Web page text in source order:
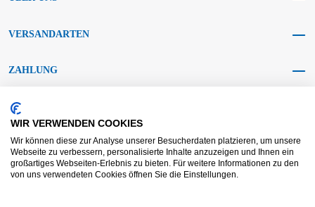
VERSANDARTEN
ZAHLUNG
SOCIAL MEDIA
WIR VERWENDEN COOKIES
Wir können diese zur Analyse unserer Besucherdaten platzieren, um unsere
Webseite zu verbessern, personalisierte Inhalte anzuzeigen und Ihnen ein
großartiges Webseiten-Erlebnis zu bieten. Für weitere Informationen zu den
von uns verwendeten Cookies öffnen Sie die Einstellungen.